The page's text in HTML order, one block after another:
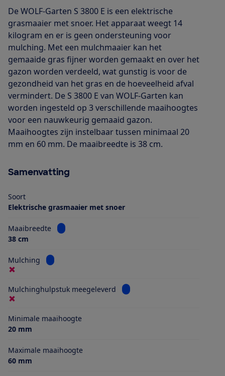
De WOLF-Garten S 3800 E is een elektrische
grasmaaier met snoer. Het apparaat weegt 14
kilogram en er is geen ondersteuning voor
mulching. Met een mulchmaaier kan het
gemaaide gras fijner worden gemaakt en over het
gazon worden verdeeld, wat gunstig is voor de
gezondheid van het gras en de hoeveelheid afval
vermindert. De S 3800 E van WOLF-Garten kan
worden ingesteld op 3 verschillende maaihoogtes
voor een nauwkeurig gemaaid gazon.
Maaihoogtes zijn instelbaar tussen minimaal 20
mm en 60 mm. De maaibreedte is 38 cm.
Samenvatting
Soort
Elektrische grasmaaier met snoer
Maaibreedte
Bekijk informatie voor Maaibreedte
38 cm
Mulching Bekijk informatie voor Mulching
Mulchinghulpstuk meegeleverd Bekijk informatie voor
Minimale maaihoogte
20 mm
Maximale maaihoogte
60 mm